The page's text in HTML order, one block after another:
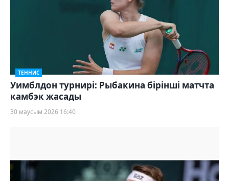
ТЕННИС
Уимблдон турнирі: Рыбакина бірінші матчта
камбэк жасады
30 маусым 2026 16:40